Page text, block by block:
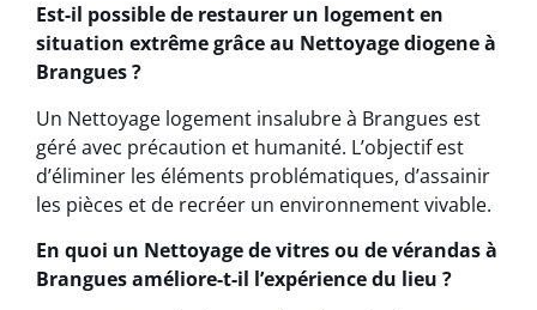
Est-il possible de restaurer un logement en
situation extrême grâce au Nettoyage diogene à
Brangues ?
Un Nettoyage logement insalubre à Brangues est
géré avec précaution et humanité. L’objectif est
d’éliminer les éléments problématiques, d’assainir
les pièces et de recréer un environnement vivable.
En quoi un Nettoyage de vitres ou de vérandas à
Brangues améliore-t-il l’expérience du lieu ?